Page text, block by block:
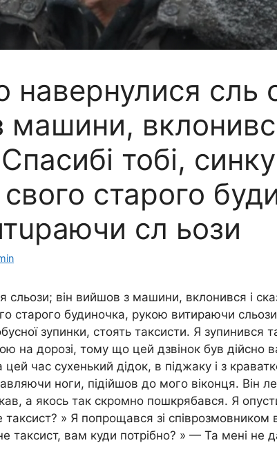
навернулися сль
машини,
тобі,
старого
сл ьози
сльози; він вийшов з машини, вклонився і
старого будиночка, рукою витираючи
зупинки, стоять таксисти. Я зупинився
на дорозі, тому що цей дзвінок був дійсно
час сухенький дідок, в піджаку і з
ноги, підійшов до мого віконця. Він
а якось так скромно пошкрябався. Я
» Я попрощався зі співрозмовником
таксист, вам куди потрібно? » — Та мені не